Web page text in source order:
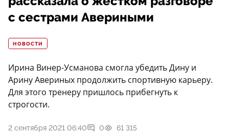
с сестрами Авериными
НОВОСТИ
Ирина Винер-Усманова смогла убедить Дину и
Арину Авериных продолжить спортивную карьеру.
Для этого тренеру пришлось прибегнуть к
строгости.
2 сентября 2021 06:40 0 61 315